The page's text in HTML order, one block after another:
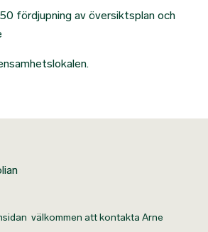
fördjupning av översiktsplan och
välkommen att kontakta Arne